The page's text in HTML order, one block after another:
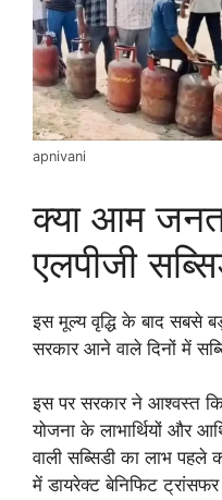
apnivani
क्या आम
एलपीजी
इस मूल्य वृद्धि के बाद सबसे
सरकार आने वाले दिनों में
इस पर सरकार ने आश्वस्त
योजना के लाभार्थियों और
वाली सब्सिडी का लाभ पहले
में डायरेक्ट बेनिफिट